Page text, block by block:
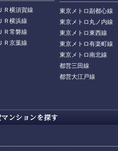
ＪＲ横須賀線
ＪＲ横浜線
ＪＲ常磐線
ＪＲ京葉線
東京メトロ副都心線
東京メトロ丸ノ内線
東京メトロ東西線
東京メトロ有楽町線
東京メトロ南北線
都営三田線
都営大江戸線